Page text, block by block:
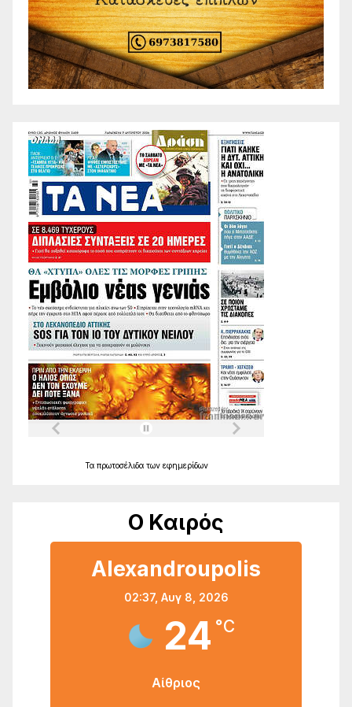
Τα πρωτοσέλιδα των εφημερίδων
Ο Καιρός
Alexandroupolis
02:37, Αυγ 8, 2026
24 °C
Αίθριος